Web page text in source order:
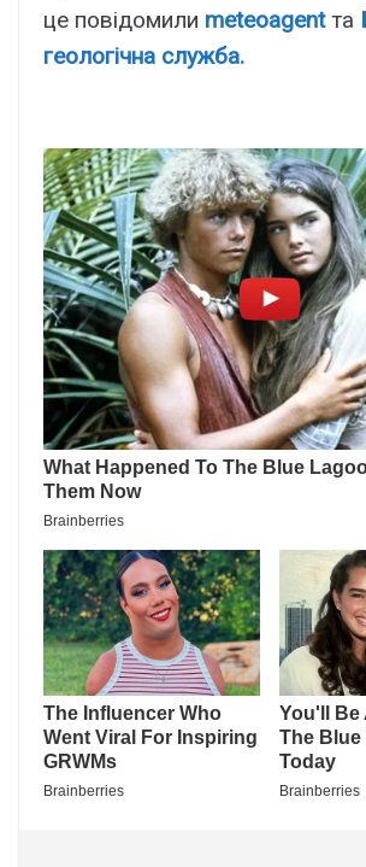
це повідомили meteoagentта
геологічна служба.